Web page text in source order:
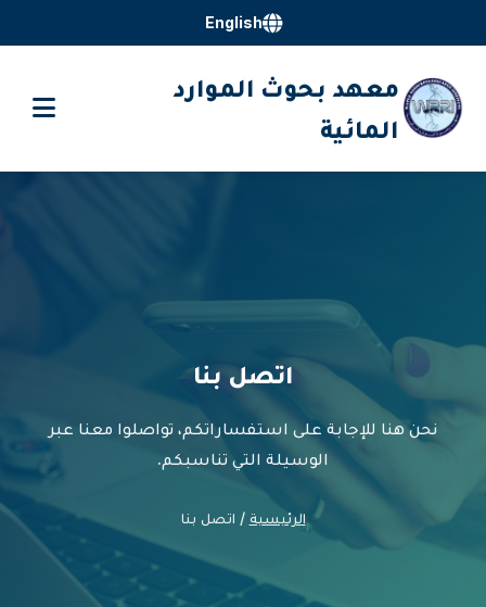
English
معهد بحوث الموارد
المائية
اتصل بنا
نحن هنا للإجابة على استفساراتكم، تواصلوا معنا عبر
الوسيلة التي تناسبكم.
الرئيسية / اتصل بنا